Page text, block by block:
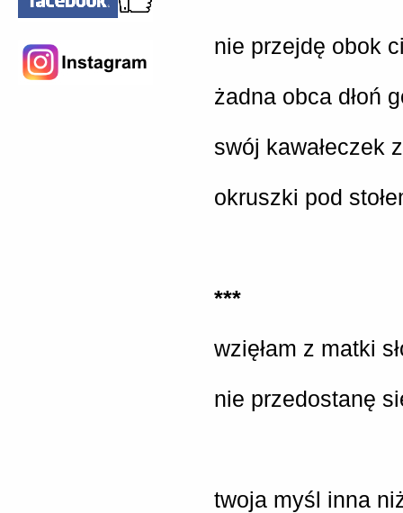
nie przejdę obok
żadna obca dłoń
swój kawałeczek
okruszki pod
***
wzięłam z matki
nie przedostanę
twoja myśl inna